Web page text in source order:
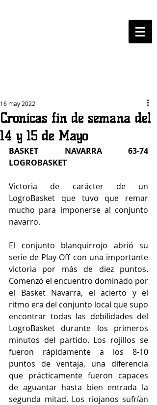
Crónicas fin de semana del
14 y 15 de Mayo
16 may 2022
BASKET NAVARRA 63-74
LOGROBASKET
Victoria de carácter de un
LogroBasket que tuvo que remar
mucho para imponerse al conjunto
navarro.
El conjunto blanquirrojo abrió su
serie de Play-Off con una importante
victoria por más de diez puntos.
Comenzó el encuentro dominado por
el Basket Navarra, el acierto y el
ritmo era del conjunto local que supo
encontrar todas las debilidades del
LogroBasket durante los primeros
minutos del partido. Los rojillos se
fueron rápidamente a los 8-10
puntos de ventaja, una diferencia
que prácticamente fueron capaces
de aguantar hasta bien entrada la
segunda mitad. Los riojanos sufrían